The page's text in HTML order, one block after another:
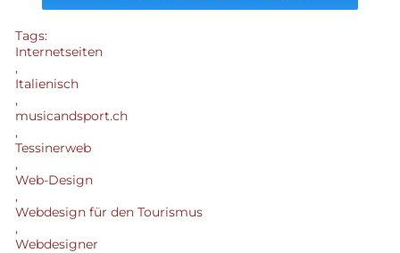
Tags:
Internetseiten
,
Italienisch
,
musicandsport.ch
,
Tessinerweb
,
Web-Design
,
Webdesign für den Tourismus
,
Webdesigner